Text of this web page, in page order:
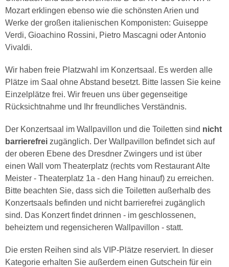
Mozart erklingen ebenso wie die schönsten Arien und
Werke der großen italienischen Komponisten: Guiseppe
Verdi, Gioachino Rossini, Pietro Mascagni oder Antonio
Vivaldi.
Wir haben freie Platzwahl im Konzertsaal. Es werden alle
Plätze im Saal ohne Abstand besetzt. Bitte lassen Sie keine
Einzelplätze frei. Wir freuen uns über gegenseitige
Rücksichtnahme und Ihr freundliches Verständnis.
Der Konzertsaal im Wallpavillon und die Toiletten sind nicht
barrierefrei zugänglich. Der Wallpavillon befindet sich auf
der oberen Ebene des Dresdner Zwingers und ist über
einen Wall vom Theaterplatz (rechts vom Restaurant Alte
Meister - Theaterplatz 1a - den Hang hinauf) zu erreichen.
Bitte beachten Sie, dass sich die Toiletten außerhalb des
Konzertsaals befinden und nicht barrierefrei zugänglich
sind. Das Konzert findet drinnen - im geschlossenen,
beheiztem und regensicheren Wallpavillon - statt.
Die ersten Reihen sind als VIP-Plätze reserviert. In dieser
Kategorie erhalten Sie außerdem einen Gutschein für ein